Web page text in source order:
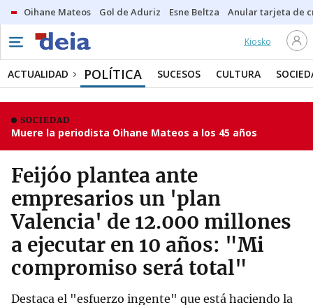
Oihane Mateos Gol de Aduriz Esne Beltza Anular tarjeta de
Kiosko
ACTUALIDAD POLÍTICA SUCESOS CULTURA
SOCIEDAD
Muere la periodista Oihane Mateos a los 45 años
Feijóo plantea ante
empresarios un 'plan
Valencia' de 12.000 millones
a ejecutar en 10 años: "Mi
compromiso será total"
Destaca el "esfuerzo ingente" que está haciendo la